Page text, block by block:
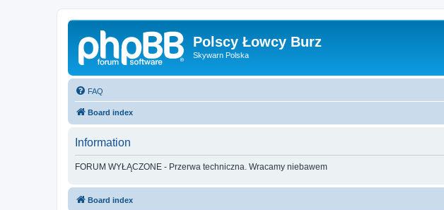
Polscy Łowcy Burz
Skywarn Polska
FAQ
Board index
Information
FORUM WYŁĄCZONE - Przerwa techniczna. Wracamy niebawem
Board index